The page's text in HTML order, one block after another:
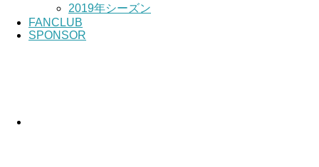
2019年シーズン
FANCLUB
SPONSOR